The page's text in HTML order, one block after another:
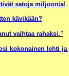
satoja miljoonia!
kävikään?
vaihtaa rahaksi."
kokonainen lehti